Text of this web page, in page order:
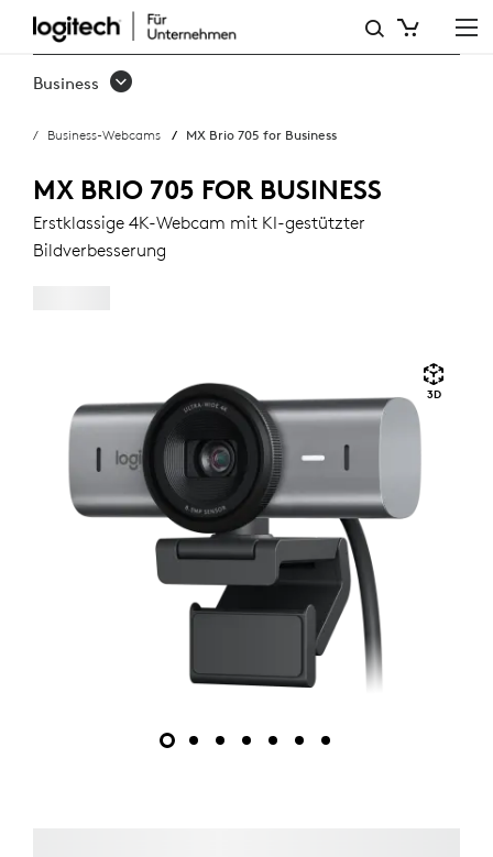
MX
BRIO
FOR
BUSINESS
Business
Business-Webcams MX Brio 705 for Business
MX BRIO 705 FOR BUSINESS
Erstklassige 4K-Webcam mit KI-gestützter
Bildverbesserung
3D